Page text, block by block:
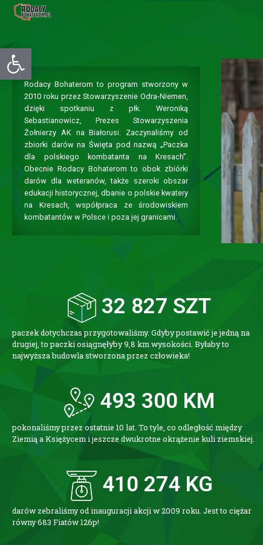
Otwórz pasek narzędzi
Rodacy Bohaterom to program stworzony w
2010 roku przez Stowarzyszenie Odra-Niemen,
dzięki spotkaniu z płk. Weroniką
Sebastianowicz, Prezes Stowarzyszenia
Żołnierzy AK na Białorusi. Zaczynaliśmy od
zbiorki darów na Święta pod nazwą „Paczka
dla polskiego kombatanta na Kresach”.
Obecnie Rodacy Bohaterom to obok zbiórki
darów dla weteranów, także szeroki obszar
edukacji historycznej, dbanie o polskie kwatery
na Kresach, współpraca ze środowiskiem
kombatantów w Polsce i poza jej granicami.
paczek dotychczas przygotowaliśmy. Gdyby postawić je jedną na
drugiej, to paczki osiągnęłyby 9,8 km wysokości. Byłaby to
najwyższa budowla stworzona przez człowieka!
32 827 SZT
pokonaliśmy przez ostatnie 10 lat. To tyle, co odległość między
Ziemią a Księżycem i jeszcze dwukrotne okrążenie kuli ziemskiej.
493 300 KM
darów zebraliśmy od inauguracji akcji w 2009 roku. Jest to ciężar
równy 683 Fiatów 126p!
410 274 KG